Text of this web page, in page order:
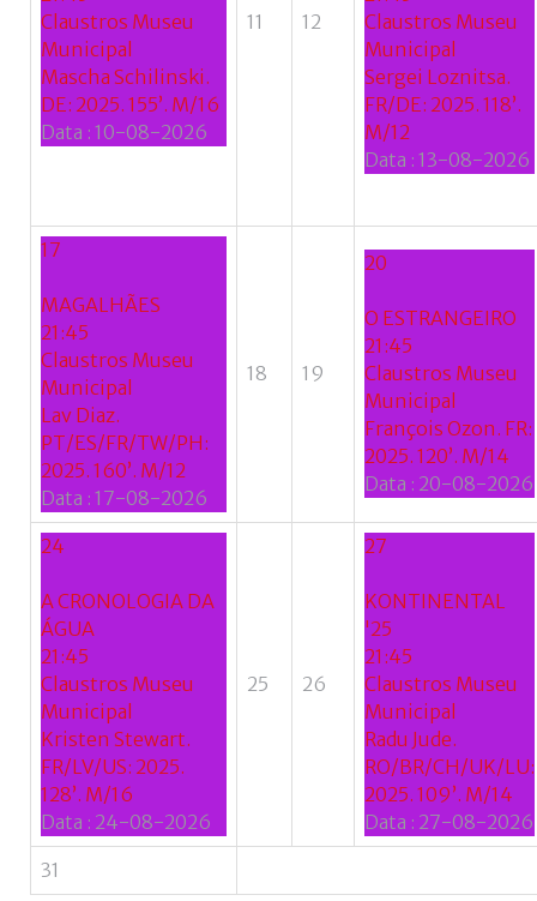
Claustros Museu
Municipal
Mascha Schilinski.
DE: 2025. 155’. M/16
Data : 10-08-2026
11 12
Claustros Museu
Municipal
Sergei Loznitsa.
FR/DE: 2025. 118’.
M/12
Data : 13-08-2026
17
MAGALHÃES
21:45
Claustros Museu
Municipal
Lav Diaz.
PT/ES/FR/TW/PH:
2025. 160’. M/12
Data : 17-08-2026
18 19
20
O ESTRANGEIRO
21:45
Claustros Museu
Municipal
François Ozon. FR:
2025. 120’. M/14
Data : 20-08-2026
24
A CRONOLOGIA DA
ÁGUA
21:45
Claustros Museu
Municipal
Kristen Stewart.
FR/LV/US: 2025.
128’. M/16
Data : 24-08-2026
25 26
27
KONTINENTAL
'25
21:45
Claustros Museu
Municipal
Radu Jude.
RO/BR/CH/UK/LU:
2025. 109’. M/14
Data : 27-08-2026
31